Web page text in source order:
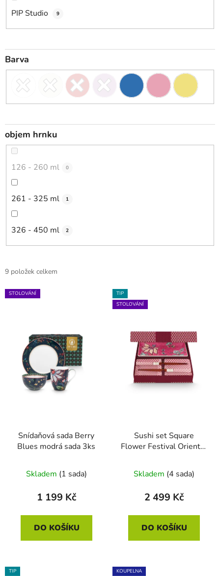
PIP Studio 9
Barva
objem hrnku
126 - 260 ml 0
261 - 325 ml 1
326 - 450 ml 2
V
p
9 položek celkem
STOLOVÁNÍ
Snídaňová sada Berry
Blues modrá sada 3ks
Skladem (1 sada)
1 199 Kč
DO KOŠÍKU
TIP
STOLOVÁNÍ
Sushi set Square
Flower Festival Oriental
Skladem (4 sada)
2 499 Kč
DO KOŠÍKU
TIP
KOUPELNA